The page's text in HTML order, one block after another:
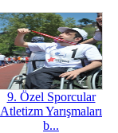
9. Özel Sporcular
Atletizm Yarışmaları
b...